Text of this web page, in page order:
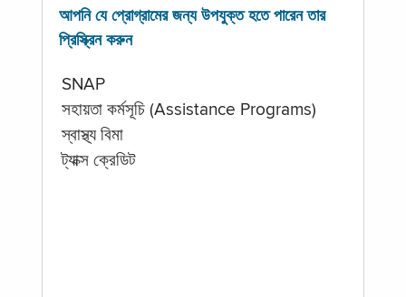
আপনি যে প্রোগ্রামের জন্য উপযুক্ত হতে পারেন তার
প্রিস্ক্রিন করুন
SNAP
সহায়তা কর্মসূচি (Assistance Programs)
স্বাস্থ্য বিমা
ট্যাক্স ক্রেডিট